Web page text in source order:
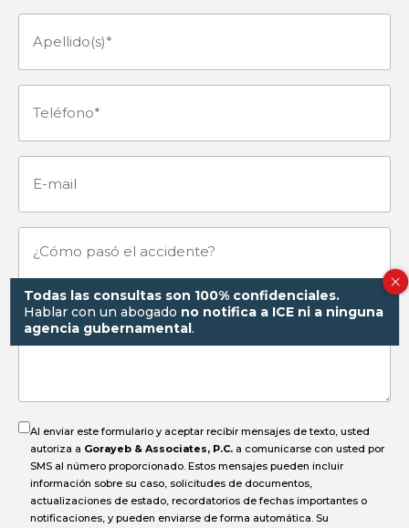
Apellido(s)
Teléfono (Obligatorio)
¿Cómo
pasó
el
Al enviar este formulario y aceptar recibir mensajes de texto, usted
autoriza a Gorayeb & Associates, P.C. a comunicarse con usted por
SMS al número proporcionado. Estos mensajes pueden incluir
información sobre su caso, solicitudes de documentos,
actualizaciones de estado, recordatorios de fechas importantes o
notificaciones, y pueden enviarse de forma automática. Su
Todas las consultas son 100% confidenciales.
Hablar con un abogado no notifica a ICE ni a ninguna
agencia gubernamental.